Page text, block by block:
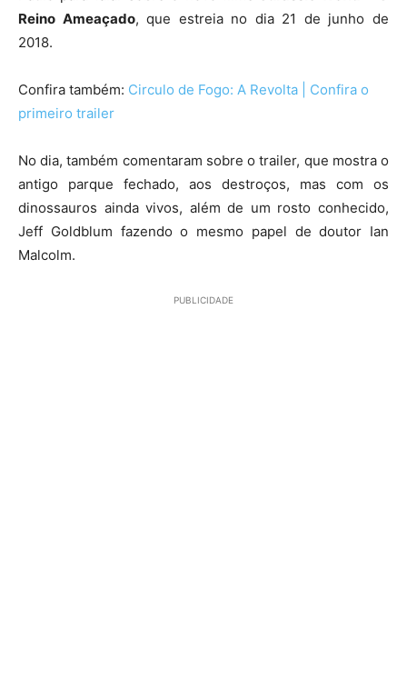
Reino Ameaçado, que estreia no dia 21 de junho de
2018.
Confira também: Circulo de Fogo: A Revolta | Confira o
primeiro trailer
No dia, também comentaram sobre o trailer, que mostra o
antigo parque fechado, aos destroços, mas com os
dinossauros ainda vivos, além de um rosto conhecido,
Jeff Goldblum fazendo o mesmo papel de doutor Ian
Malcolm.
PUBLICIDADE